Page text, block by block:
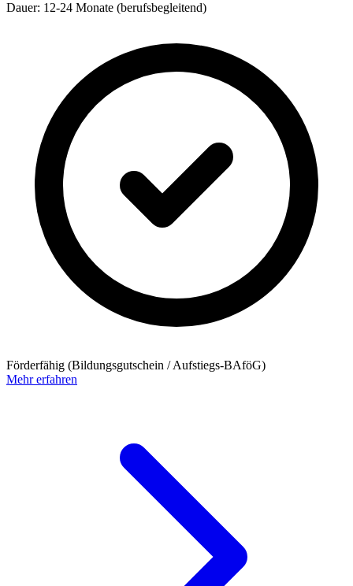
Dauer: 12-24 Monate (berufsbegleitend)
Förderfähig (Bildungsgutschein / Aufstiegs-BAföG)
Mehr erfahren